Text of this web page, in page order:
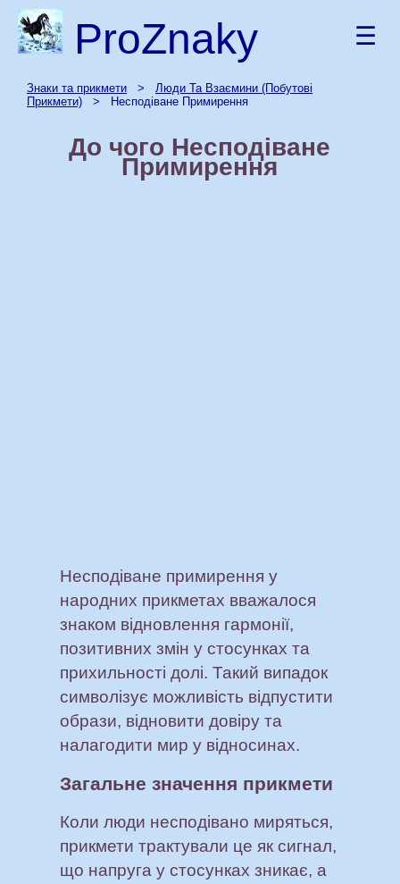
ProZnaky ☰
Знаки та прикмети > Люди Та Взаємини (Побутові
Прикмети) > Несподіване Примирення
До чого Несподіване
Примирення
Несподіване примирення у
народних прикметах вважалося
знаком відновлення гармонії,
позитивних змін у стосунках та
прихильності долі. Такий випадок
символізує можливість відпустити
образи, відновити довіру та
налагодити мир у відносинах.
Загальне значення прикмети
Коли люди несподівано миряться,
прикмети трактували це як сигнал,
що напруга у стосунках зникає, а